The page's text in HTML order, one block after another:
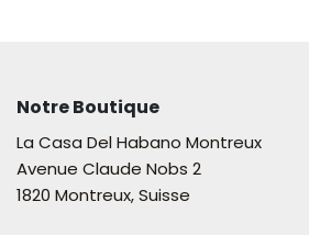
Notre Boutique
La Casa Del Habano Montreux
Avenue Claude Nobs 2
1820 Montreux, Suisse